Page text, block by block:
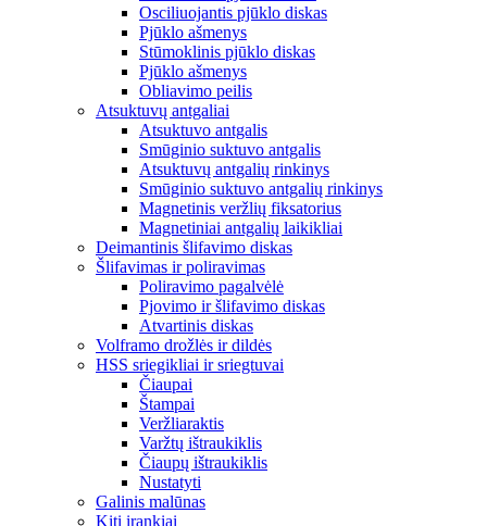
Osciliuojantis pjūklo diskas
Pjūklo ašmenys
Stūmoklinis pjūklo diskas
Pjūklo ašmenys
Obliavimo peilis
Atsuktuvų antgaliai
Atsuktuvo antgalis
Smūginio suktuvo antgalis
Atsuktuvų antgalių rinkinys
Smūginio suktuvo antgalių rinkinys
Magnetinis veržlių fiksatorius
Magnetiniai antgalių laikikliai
Deimantinis šlifavimo diskas
Šlifavimas ir poliravimas
Poliravimo pagalvėlė
Pjovimo ir šlifavimo diskas
Atvartinis diskas
Volframo drožlės ir dildės
HSS sriegikliai ir sriegtuvai
Čiaupai
Štampai
Veržliaraktis
Varžtų ištraukiklis
Čiaupų ištraukiklis
Nustatyti
Galinis malūnas
Kiti įrankiai